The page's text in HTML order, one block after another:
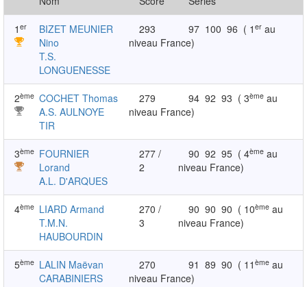
1 er
BIZET MEUNIER
Nino
T.S.
LONGUENESSE
293 97 100 96 ( 1er au
niveau France)
2ème COCHET Thomas
A.S. AULNOYE
TIR
279 94 92 93 ( 3ème au
niveau France)
3ème FOURNIER
Lorand
A.L. D'ARQUES
277 /
2
90 92 95 ( 4ème au
niveau France)
4ème LIARD Armand
T.M.N.
HAUBOURDIN
270 /
3
90 90 90 ( 10ème au
niveau France)
5ème LALIN Maëvan
CARABINIERS
270 91 89 90 ( 11ème au
niveau France)